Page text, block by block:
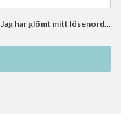
Jag har glömt mitt lösenord...